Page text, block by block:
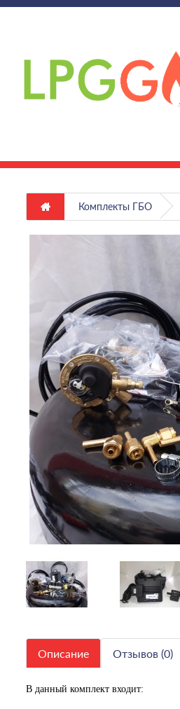
Комплекты ГБО
Описание Отзывов (0)
В данный комплект входит: